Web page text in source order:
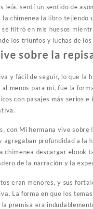
sentí un sentido de
chimenea la libro
filtró en mis huesos
los triunfos y luchas de
sobre la
y fácil de seguir, lo que la
menos para mí, fue la
con pasajes más serios
con Mi hermana vive
profundidad a
descargar ebook
de la narración y la
eran menores, y sus
La forma en que los
premisa era